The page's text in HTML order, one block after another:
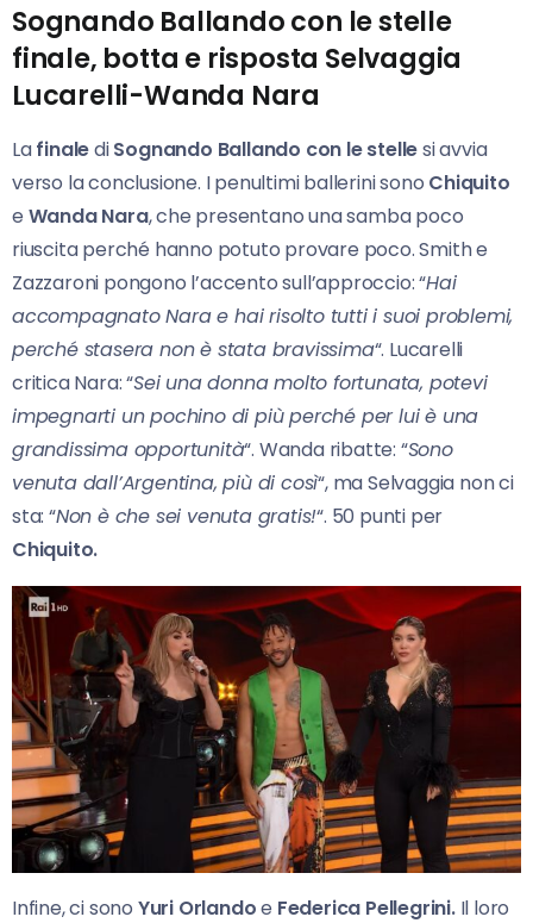
Sognando Ballando con le stelle
finale, botta e risposta Selvaggia
Lucarelli-Wanda Nara
LafinalediSognando Ballando con le stellesi avvia
verso la conclusione. I penultimi ballerini sono Chiquito
e Wanda Nara, che presentano una samba poco
riuscita perché hanno potuto provare poco. Smith e
Zazzaroni pongono l’accento sull’approccio: “Hai
accompagnato Nara e hai risolto tutti i suoi problemi,
perché stasera non è stata bravissima“. Lucarelli
critica Nara: “Sei una donna molto fortunata, potevi
impegnarti un pochino di più perché per lui è una
grandissima opportunità“. Wanda ribatte: “Sono
venuta dall’Argentina, più di così“, ma Selvaggia non ci
sta: “Non è che sei venuta gratis!“. 50 punti per
Chiquito.
Infine, ci sono Yuri Orlandoe Federica Pellegrini. Il loro